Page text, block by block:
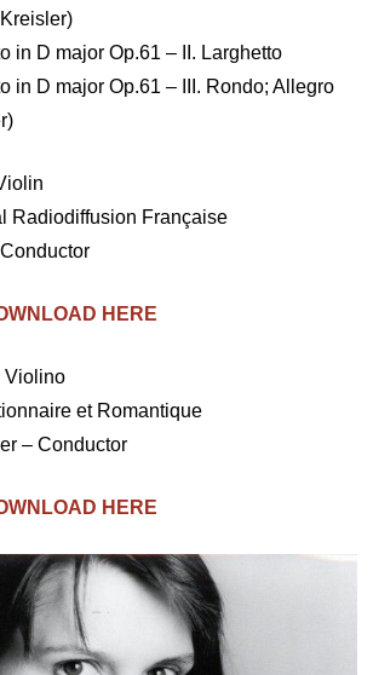
in D major Op.61 – II. Larghetto
in D major Op.61 – III. Rondo; Allegro
Radiodiffusion Française
HERE
Violino
et Romantique
– Conductor
HERE